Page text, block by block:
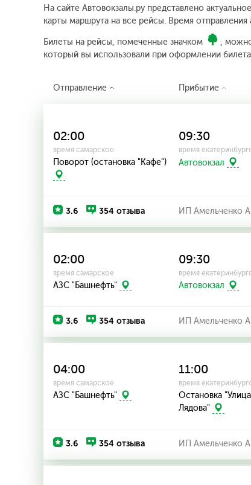
На сайте Автовокзалы.ру представлено
карты маршрута на все рейсы. Время
Билеты на рейсы, помеченные значком
,
который вы использовали при оформлении
Отправление Прибытие
02:00
время самарское
Поворот (остановка "Кафе")
09:30
время
Автовокзал
3.6 354 отзыва ИП Амельченко
02:00
время самарское
АЗС "Башнефть"
09:30
время
Автовокзал
3.6 354 отзыва ИП Амельченко
04:00
время самарское
АЗС "Башнефть"
11:00
время
Остановка
Лядова"
3.6 354 отзыва ИП Амельченко